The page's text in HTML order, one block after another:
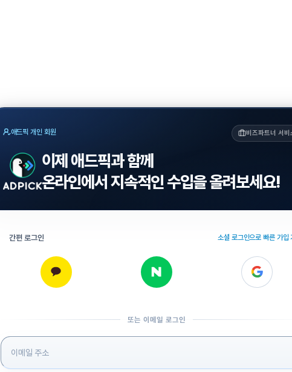
애드픽 개인 회원 비즈파트너 서비
이제 애드픽과 함께
온라인에서 지속적인 수입을 올려보세요!
간편 로그인 소셜 로그인으로 빠른 가입
또는 이메일 로그인
로그인 정보 입력